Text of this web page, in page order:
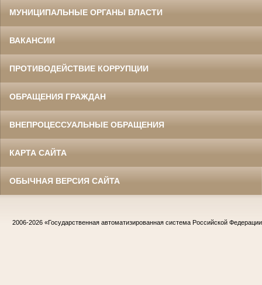
МУНИЦИПАЛЬНЫЕ ОРГАНЫ ВЛАСТИ
ВАКАНСИИ
ПРОТИВОДЕЙСТВИЕ КОРРУПЦИИ
ОБРАЩЕНИЯ ГРАЖДАН
ВНЕПРОЦЕССУАЛЬНЫЕ ОБРАЩЕНИЯ
КАРТА САЙТА
ОБЫЧНАЯ ВЕРСИЯ САЙТА
2006-2026 «Государственная автоматизированная система Российской